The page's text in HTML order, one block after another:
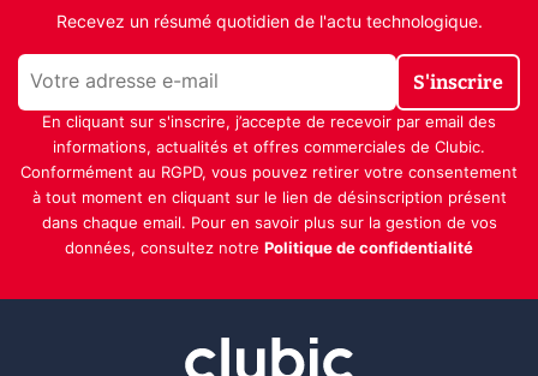
Recevez un résumé quotidien de l'actu technologique.
S'inscrire
En cliquant sur s'inscrire, j’accepte de recevoir par email des
informations, actualités et offres commerciales de Clubic.
Conformément au RGPD, vous pouvez retirer votre consentement
à tout moment en cliquant sur le lien de désinscription présent
dans chaque email. Pour en savoir plus sur la gestion de vos
données, consultez notre Politique de confidentialité